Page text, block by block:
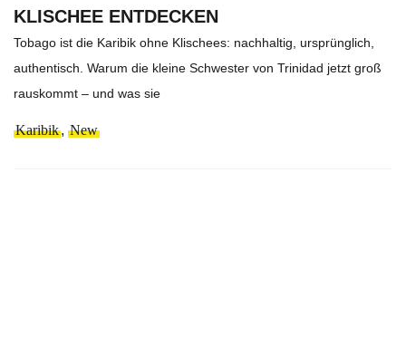
KLISCHEE ENTDECKEN
Tobago ist die Karibik ohne Klischees: nachhaltig, ursprünglich,
authentisch. Warum die kleine Schwester von Trinidad jetzt groß
rauskommt – und was sie
Karibik, New